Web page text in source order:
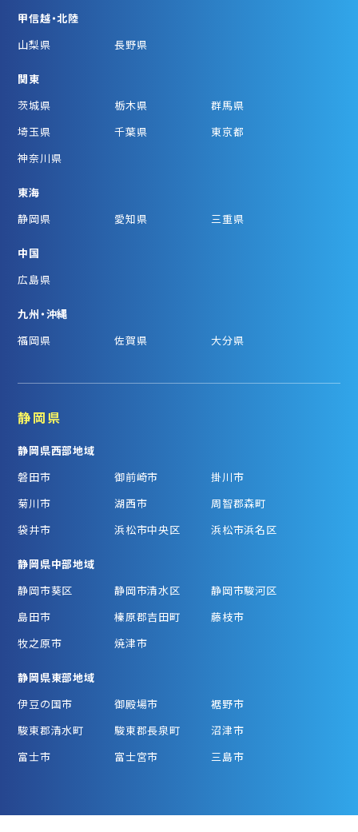
甲信越・北陸
山梨県
長野県
関東
茨城県
栃木県
群馬県
埼玉県
千葉県
東京都
神奈川県
東海
静岡県
愛知県 三重県
中国
広島県
九州・沖縄
福岡県
佐賀県 大分県
静岡県
静岡県西部地域
磐田市
御前崎市
掛川市
菊川市
湖西市
周智郡森町
袋井市
浜松市中央区 浜松市浜名区
静岡県中部地域
静岡市葵区
静岡市清水区
静岡市駿河区
島田市
榛原郡吉田町
藤枝市
牧之原市
焼津市
静岡県東部地域
伊豆の国市
御殿場市
裾野市
駿東郡清水町
駿東郡長泉町
沼津市
富士市
富士宮市 三島市